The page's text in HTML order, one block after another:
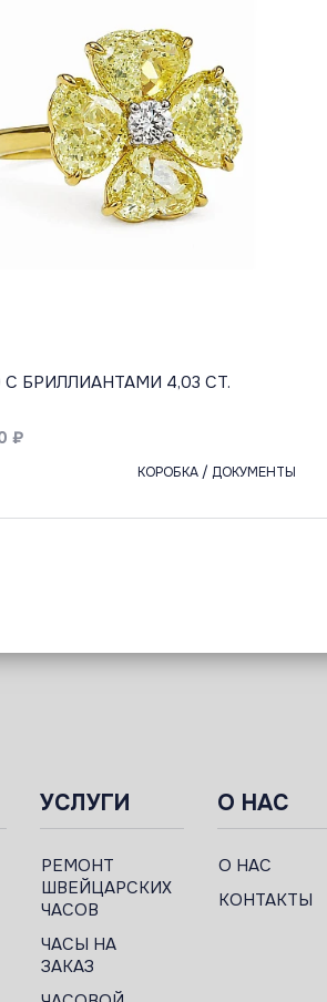
БРИЛЛИАНТАМИ 4,03 CT.
₽
КОРОБКА / ДОКУМЕНТЫ
УСЛУГИ
РЕМОНТ
ШВЕЙЦАРСКИХ
ЧАСОВ
ЧАСЫ НА
ЗАКАЗ
О НАС
О НАС
КОНТАКТЫ